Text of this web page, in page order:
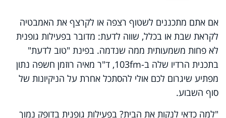
אם אתם מתכננים לשטוף רצפה או לקרצף את האמבטיה
לקראת שבת או בכלל, שווה לדעת: מדובר בפעילות גופנית
לא פחות משמעותית ממה שנדמה. בפינת "טוב לדעת"
בתכנית הרדיו שלה ב-103fm, ד"ר מאיה רוזמן חשפה נתון
מפתיע שיגרום לכם אולי להסתכל אחרת על הניקיונות של
סוף השבוע.
"למה כדאי לנקות את הבית? בפעילות גופנית בדופק נמוך